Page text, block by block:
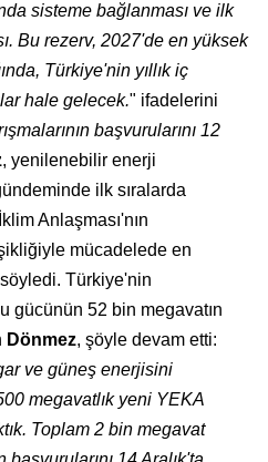
sisteme bağlanması ve ilk
Bu rezerv, 2027'de en yüksek
Türkiye'nin yıllık iç
hale gelecek." ifadelerini
başvurularını 12
, yenilenebilir enerji
ilk sıralarda
Anlaşması'nın
mücadelede en
Türkiye'nin
gücünün 52 bin megavatın
Dönmez, şöyle devam etti:
ve güneş enerjisini
megavatlık yeni YEKA
Toplam 2 bin megavat